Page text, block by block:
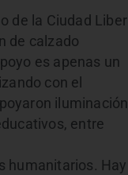
de la Ciudad Liber
de calzado
es apenas un
con el
iluminación
entre
humanitarios. Hay